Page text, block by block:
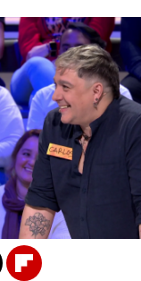
concursante más
apariencias
abril de 2024, 14:43
Flipboard